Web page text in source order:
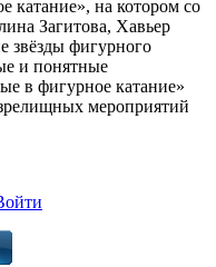
катание», на котором со
Загитова, Хавьер
звёзды фигурного
и понятные
в фигурное катание»
мероприятий